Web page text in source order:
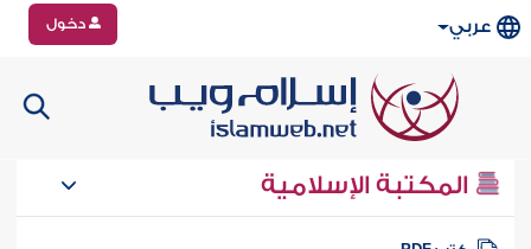
عربي دخول
المكتبة الإسلامية